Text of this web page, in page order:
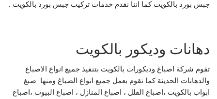
جبس بورد بالكويت كما اننا نقدم خدمات تركيب جبس بورد بالكويت .
دهانات وديكور بالكويت
تقوم شركة اصباغ وديكورات بالكويت بتنفيذ جميع انواع الاصباغ
والدهانات الحديثة كما نقوم بعمل جميع انواع الصباغ ومنها صبغ
ابواب بالكويت ،اصباغ الفلل ، اصباغ المنازل ، اصباغ البيوت ،اصباغ